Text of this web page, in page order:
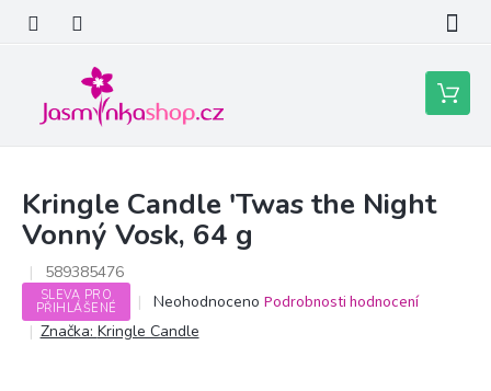
obsah
Nákupní
košík
Kringle Candle 'Twas the Night
Vonný Vosk, 64 g
589385476
SLEVA PRO
PŘIHLÁŠENÉ
Průměrné
hodnocení
produktu
Neohodnoceno Podrobnosti hodnocení
Značka: Kringle Candle